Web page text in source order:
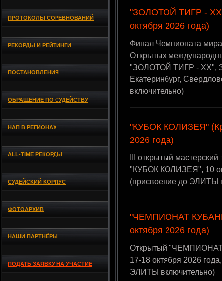
ПРОТОКОЛЫ СОРЕВНОВАНИЙ
РЕКОРДЫ И РЕЙТИНГИ
ПОСТАНОВЛЕНИЯ
ОБРАЩЕНИЕ ПО СУДЕЙСТВУ
НАП В РЕГИОНАХ
ALL-TIME РЕКОРДЫ
СУДЕЙСКИЙ КОРПУС
ФОТОАРХИВ
НАШИ ПАРТНЁРЫ
ПОДАТЬ ЗАЯВКУ НА УЧАСТИЕ
"ЗОЛОТОЙ ТИГР - XX"
октября 2026 года)
Финал Чемпионата
Открытых
"ЗОЛОТОЙ ТИГР - XX", 3-
Екатеринбург,
включительно)
"КУБОК КОЛИЗЕЯ"
2026 года)
III открытый
"КУБОК КОЛИЗЕЯ", 10
(присвоение до ЭЛИТЫ
"ЧЕМПИОНАТ КУБАНИ
октября 2026 года)
Открытый "ЧЕМПИОНАТ
17-18 октября 2026
ЭЛИТЫ включительно)